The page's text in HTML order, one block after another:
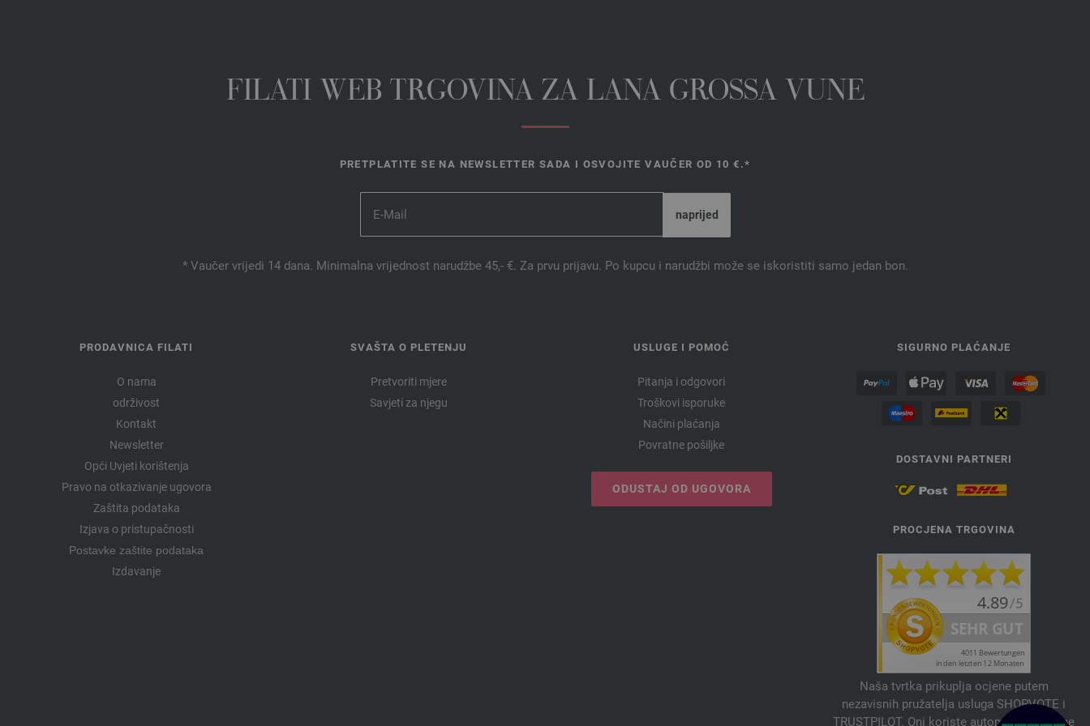
FILATI WEB TRGOVINA ZA LANA GROSSA VUNE
PRETPLATITE SE NA NEWSLETTER SADA I OSVOJITE VAUČER OD 10 €.*
* Vaučer vrijedi 14 dana. Minimalna vrijednost narudžbe 45,- €. Za prvu prijavu. Po kupcu i narudžbi može se iskoristiti samo jedan bon.
PRODAVNICA FILATI
O nama
održivost
Kontakt
Newsletter
Opći Uvjeti korištenja
Pravo na otkazivanje ugovora
Zaštita podataka
Izjava o pristupačnosti
Postavke zaštite podataka
Izdavanje
SVAŠTA O PLETENJU
Pretvoriti mjere
Savjeti za njegu
USLUGE I POMOĆ
Pitanja i odgovori
Troškovi isporuke
Načini plaćanja
Povratne pošiljke
ODUSTAJ OD UGOVORA
SIGURNO PLAĆANJE
DOSTAVNI PARTNERI
PROCJENA TRGOVINA
Naša tvrtka prikuplja ocjene putem
nezavisnih pružatelja usluga SHOPVOTE i
TRUSTPILOT. Oni koriste automatske i ručne